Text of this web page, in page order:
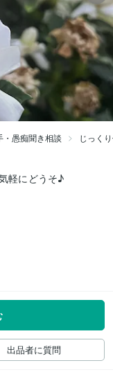
・愚痴聞き相談 じっく
軽にどうそ♪
出品者に質問